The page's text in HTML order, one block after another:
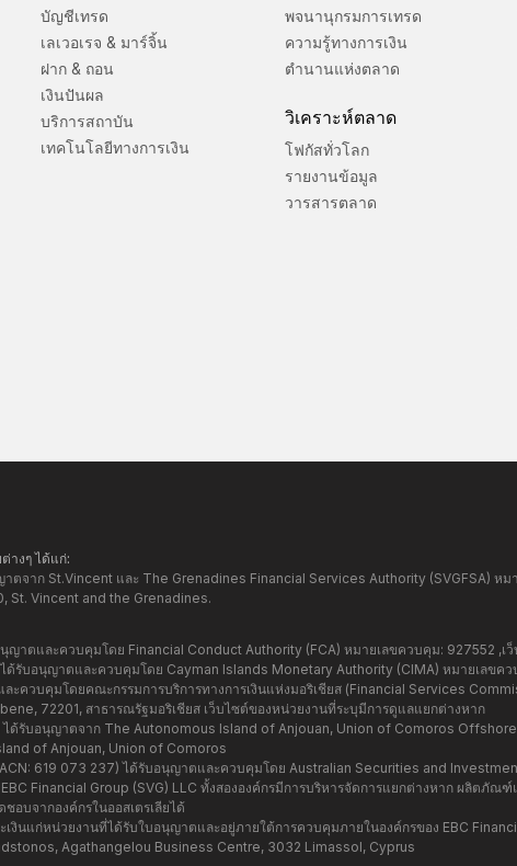
บัญชีเทรด
เลเวอเรจ & มาร์จิ้น
ฝาก & ถอน
เงินปันผล
บริการสถาบัน
เทคโนโลยีทางการเงิน
พจนานุกรมการเทรด
ความรู้ทางการเงิน
ตำนานแห่งตลาด
วิเคราะห์ตลาด
โฟกัสทั่วโลก
รายงานข้อมูล
วารสารตลาด
างๆ ได้แก่:
าตจาก St.Vincent และ The Grenadines Financial Services Authority (SVGFSA)
St. Vincent and the Grenadines.
นุญาตและควบคุมโดย Financial Conduct Authority (FCA) หมายเลขควบคุม: 927552 ,เ
ได้รับอนุญาตและควบคุมโดย Cayman Islands Monetary Authority (CIMA) หมายเลขค
ะควบคุมโดยคณะกรรมการบริการทางการเงินแห่งมอริเชียส (Financial Services
72201, สาธารณรัฐมอริเชียส เว็บไซต์ของหน่วยงานที่ระบุมีการดูแลแยกต่างหาก
ด้รับอนุญาตจาก The Autonomous Island of Anjouan, Union of Comoros
of Anjouan, Union of Comoros
619 073 237) ได้รับอนุญาตและควบคุมโดย Australian Securities and
Financial Group (SVG) LLC ทั้งสององค์กรมีการบริหารจัดการแยกต่างหาก ผลิตภัณ
ชอบจากองค์กรในออสเตรเลียได้
เงินแก่หน่วยงานที่ได้รับใบอนุญาตและอยู่ภายใต้การควบคุมภายในองค์กรของ EBC
Agathangelou Business Centre, 3032 Limassol, Cyprus